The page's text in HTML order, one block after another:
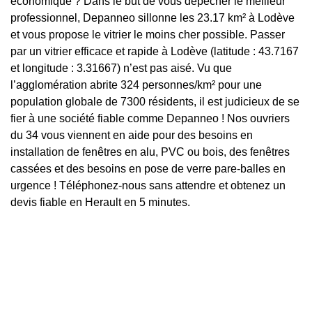
professionnel, Depanneo sillonne les 23.17 km² à Lodève
et vous propose le vitrier le moins cher possible. Passer
par un vitrier efficace et rapide à Lodève (latitude : 43.7167
et longitude : 3.31667) n’est pas aisé. Vu que
l’agglomération abrite 324 personnes/km² pour une
population globale de 7300 résidents, il est judicieux de se
fier à une société fiable comme Depanneo ! Nos ouvriers
du 34 vous viennent en aide pour des besoins en
installation de fenêtres en alu, PVC ou bois, des fenêtres
cassées et des besoins en pose de verre pare-balles en
urgence ! Téléphonez-nous sans attendre et obtenez un
devis fiable en Herault en 5 minutes.